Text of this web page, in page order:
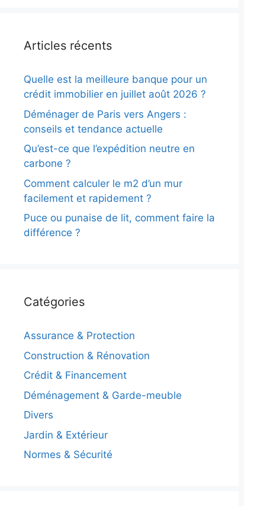
Articles récents
Quelle est la meilleure banque pour un
crédit immobilier en juillet août 2026 ?
Déménager de Paris vers Angers :
conseils et tendance actuelle
Qu’est-ce que l’expédition neutre en
carbone ?
Comment calculer le m2 d’un mur
facilement et rapidement ?
Puce ou punaise de lit, comment faire la
différence ?
Catégories
Assurance & Protection
Construction & Rénovation
Crédit & Financement
Déménagement & Garde-meuble
Divers
Jardin & Extérieur
Normes & Sécurité